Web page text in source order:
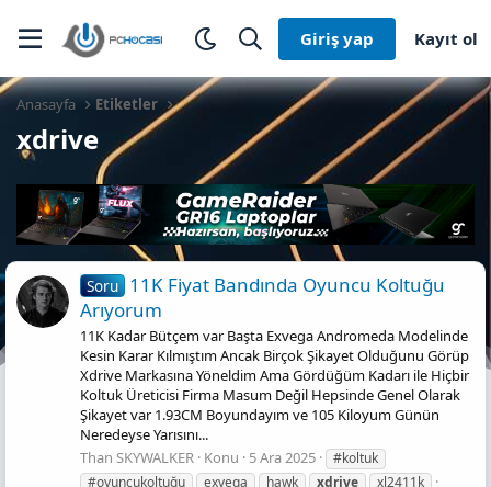
Giriş yap Kayıt ol
Anasayfa Etiketler
xdrive
Soru 11K Fiyat Bandında Oyuncu Koltuğu
Arıyorum
11K Kadar Bütçem var Başta Exvega Andromeda Modelinde
Kesin Karar Kılmıştım Ancak Birçok Şikayet Olduğunu Görüp
Xdrive Markasına Yöneldim Ama Gördüğüm Kadarı ile Hiçbir
Koltuk Üreticisi Firma Masum Değil Hepsinde Genel Olarak
Şikayet var 1.93CM Boyundayım ve 105 Kiloyum Günün
Neredeyse Yarısını...
Than SKYWALKER Konu 5 Ara 2025
#koltuk
#oyuncukoltuğu
exvega hawk xdrive xl2411k